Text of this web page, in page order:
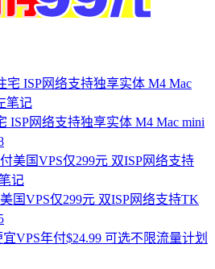
ISP网络支持独享实体 M4 Mac mini
国VPS仅299元 双ISP网络支持TK